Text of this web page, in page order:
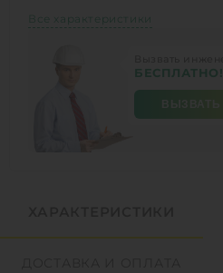
Все характеристики
БЕСПЛАТНО!